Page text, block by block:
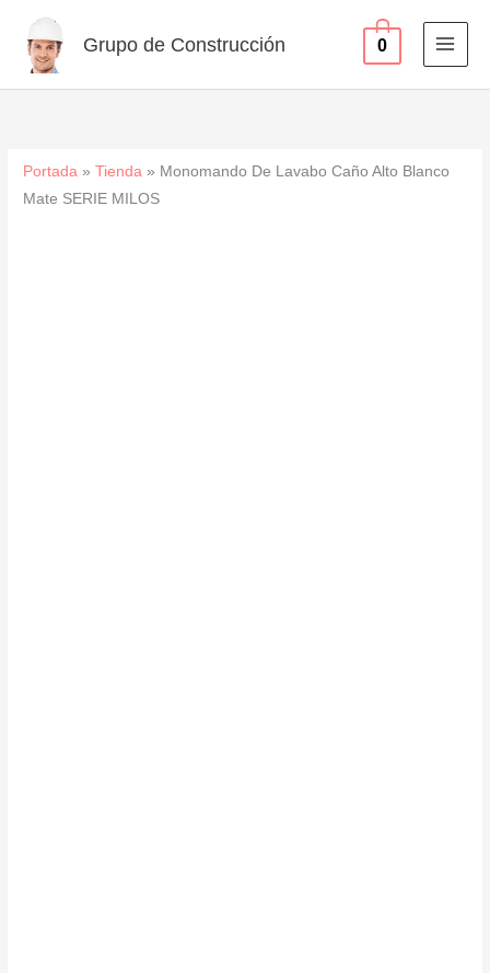
contenido
Grupo de Construcción 0
Portada »Tienda » Monomando De Lavabo Caño Alto Blanco
Mate SERIE MILOS
Mate
SERIE